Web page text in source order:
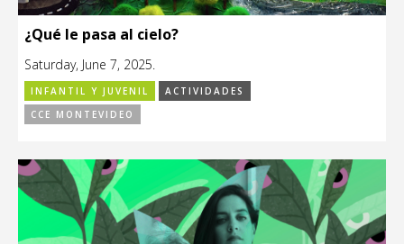
¿Qué le pasa al cielo?
Saturday, June 7, 2025.
INFANTIL Y JUVENIL
ACTIVIDADES
CCE MONTEVIDEO